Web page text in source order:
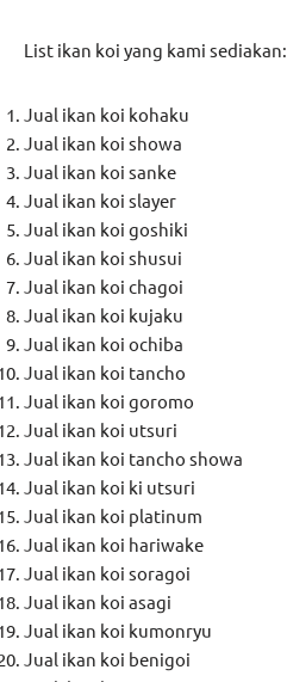
List ikan koi yang kami sediakan:
Jual ikan koi kohaku
Jual ikan koi showa
Jual ikan koi sanke
Jual ikan koi slayer
Jual ikan koi goshiki
Jual ikan koi shusui
Jual ikan koi chagoi
Jual ikan koi kujaku
Jual ikan koi ochiba
Jual ikan koi tancho
Jual ikan koi goromo
Jual ikan koi utsuri
Jual ikan koi tancho showa
Jual ikan koi ki utsuri
Jual ikan koi platinum
Jual ikan koi hariwake
Jual ikan koi soragoi
Jual ikan koi asagi
Jual ikan koi kumonryu
Jual ikan koi benigoi